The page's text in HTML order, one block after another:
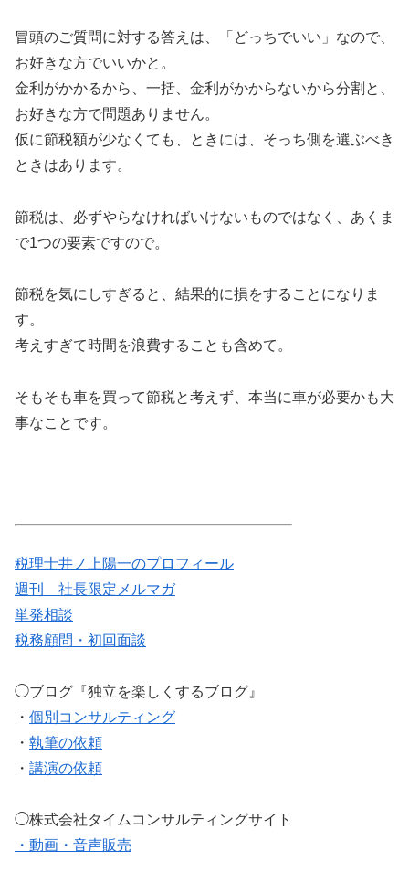
冒頭のご質問に対する答えは、「どっちでいい」なので、
お好きな方でいいかと。
金利がかかるから、一括、金利がかからないから分割と、
お好きな方で問題ありません。
仮に節税額が少なくても、ときには、そっち側を選ぶべき
ときはあります。
節税は、必ずやらなければいけないものではなく、あくま
で1つの要素ですので。
節税を気にしすぎると、結果的に損をすることになりま
す。
考えすぎて時間を浪費することも含めて。
そもそも車を買って節税と考えず、本当に車が必要かも大
事なことです。
税理士井ノ上陽一のプロフィール
週刊 社長限定メルマガ
単発相談
税務顧問・初回面談
◯ブログ『独立を楽しくするブログ』
・ 個別コンサルティング
・ 執筆の依頼
・ 講演の依頼
◯株式会社タイムコンサルティングサイト
・動画・音声販売